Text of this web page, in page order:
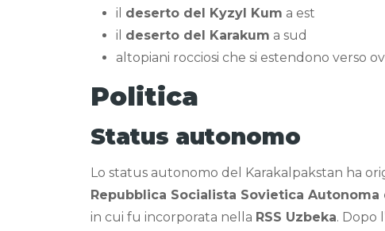
il deserto del Kyzyl Kum a est
il deserto del Karakum a sud
altopiani rocciosi che si estendono verso
Politica
Status autonomo
Lo status autonomo del Karakalpakstan ha
Repubblica Socialista Sovietica Autonoma
in cui fu incorporata nella RSS Uzbeka. Dopo